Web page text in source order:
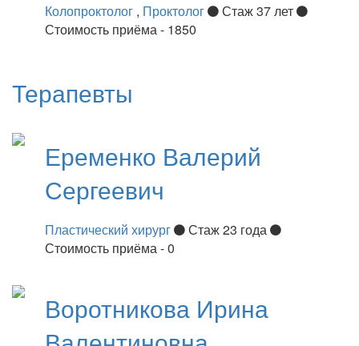
Колопроктолог , Проктолог
Стаж 37 лет
Стоимость приёма - 1850
Терапевты
Еременко Валерий
Сергеевич
Пластический хирург
Стаж 23 года
Стоимость приёма - 0
Воротникова Ирина